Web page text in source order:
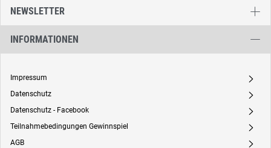
NEWSLETTER
INFORMATIONEN
Impressum A
Datenschutz A
Datenschutz - Facebook A
Teilnahmebedingungen Gewinnspiel A
AGB A